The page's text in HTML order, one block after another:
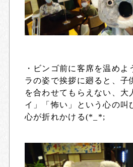
・ビンゴ前に客席を温めよ
ラの姿で挨拶に廻ると、子
を合わせてもらえない、大
イ」「怖い」という心の叫
心が折れかける(*_*;